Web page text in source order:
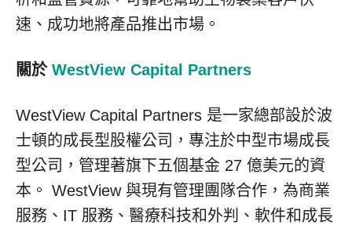
速、成功地將產品推出市場。
關於 WestView Capital Partners
WestView Capital Partners 是一家總部設於波
士頓的成長型股權公司，專注於中型市場成長
型公司，管理著旗下五個基金 27 億美元的資
本。 WestView 與現有管理團隊合作，為商業
服務、IT 服務、醫療科技和外判、軟件和成長